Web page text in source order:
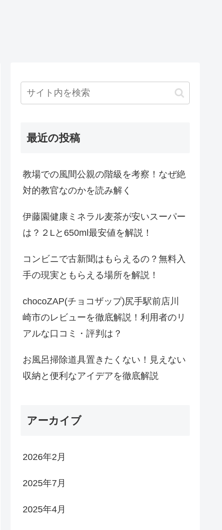
最近の投稿
教場での風間公親の階級を考察！なぜ絶
対的教官なのかを読み解く
伊藤園健康ミネラル麦茶が安いスーパー
は？２Lと650ml最安値を解説！
コンビニで古新聞はもらえるの？無料入
手の現実ともらえる場所を解説！
chocoZAP(チョコザップ)尻手駅前店川
崎市のレビューを徹底解説！利用者のリ
アルな口コミ・評判は？
お風呂掃除道具置きたくない！見えない
収納と便利なアイデアを徹底解説
アーカイブ
2026年2月
2025年7月
2025年4月